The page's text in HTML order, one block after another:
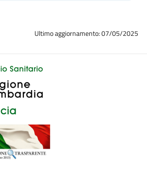
Ultimo aggiornamento: 07/05/2025